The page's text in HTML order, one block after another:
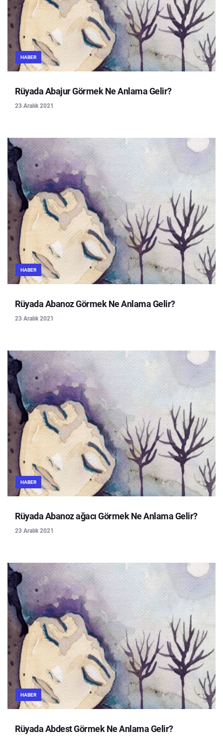
HABER
Rüyada Abajur Görmek Ne Anlama Gelir?
23 Aralık 2021
HABER
Rüyada Abanoz Görmek Ne Anlama Gelir?
23 Aralık 2021
HABER
Rüyada Abanoz ağacı Görmek Ne Anlama Gelir?
23 Aralık 2021
HABER
Rüyada Abdest Görmek Ne Anlama Gelir?